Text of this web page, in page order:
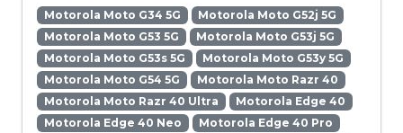
Motorola Moto G34 5G
Motorola Moto G52j 5G
Motorola Moto G53 5G
Motorola Moto G53j 5G
Motorola Moto G53s 5G
Motorola Moto G53y 5G
Motorola Moto G54 5G
Motorola Moto Razr 40
Motorola Moto Razr 40 Ultra
Motorola Edge 40
Motorola Edge 40 Neo
Motorola Edge 40 Pro